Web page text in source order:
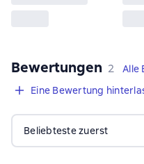
Bewertungen 2
2
Alle
Eine Bewertung
Beliebteste zuerst